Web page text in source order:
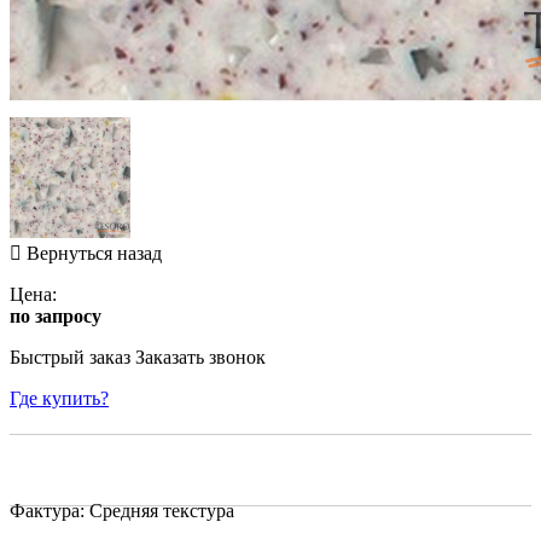
Вернуться назад
Цена:
по запросу
Быстрый заказ Заказать звонок
Где купить?
Фактура: Средняя текстура